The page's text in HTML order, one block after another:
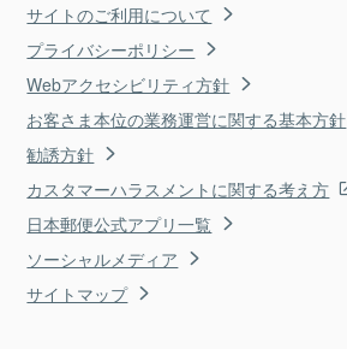
サイトのご利用について
プライバシーポリシー
Webアクセシビリティ方針
お客さま本位の業務運営に関する基本方針
勧誘方針
カスタマーハラスメントに関する考え方
日本郵便公式アプリ一覧
ソーシャルメディア
サイトマップ